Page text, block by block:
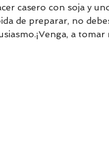
casero con soja y
de preparar, no
a tomar